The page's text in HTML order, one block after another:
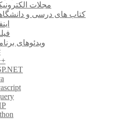
مجلات
کتاب های درسی و
ویدئوهای